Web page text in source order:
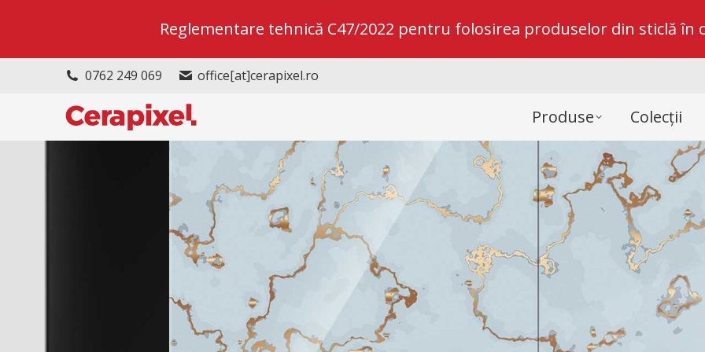
0762 249 069 office[at]cerapixel.ro
Produse Colecții
Reglementare tehnică C47/2022 pentru folosirea produselor din sticlă în